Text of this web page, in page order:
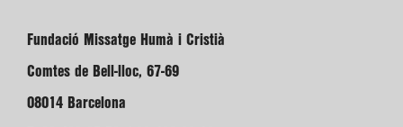
Fundació Missatge Humà i Cristià
Comtes de Bell-lloc, 67-69
08014 Barcelona